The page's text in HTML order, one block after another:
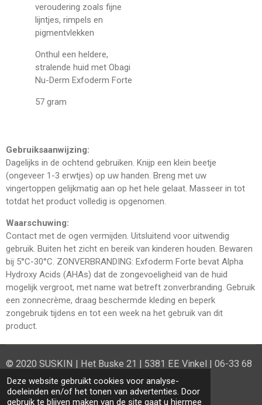
Deze website gebruikt cookies voor analyse-
doeleinden en/of het tonen van advertenties. Door
gebruik te blijven maken van de site gaat u hiermee
veroudering zoals fijne
lijntjes, rimpels en
pigmentvlekken
Onthul een heldere,
stralende huid met Obagi
Nu-Derm Exfoderm Forte
57 gram
Gebruiksaanwijzing:
Dagelijks in de ochtend gebruiken. Knijp een klein beetje
(ongeveer 1-3 erwtjes) op uw handen. Breng met uw
vingertoppen gelijkmatig aan op het hele gelaat. Masseer in tot
totdat het product volledig is opgenomen.
Waarschuwing:
Contact met de ogen vermijden. Uitsluitend voor uitwendig
gebruik. Buiten het zicht en bereik van kinderen houden. Bewaren
bij 5°C-30°C. ZONVERBRANDING: Exfoderm Forte bevat Alpha
Hydroxy Acids (AHAs) dat de zongevoeligheid van de huid
mogelijk vergroot, met name wat betreft zonverbranding. Gebruik
een zonnecrème, draag beschermde kleding en beperk
zongebruik tijdens en tot een week na het gebruik van dit
product.
© 2020 SUSKIN | Het Buske 21 | 5381 EE Vinkel | 06-33 68
08 02
Powered by JouwWeb